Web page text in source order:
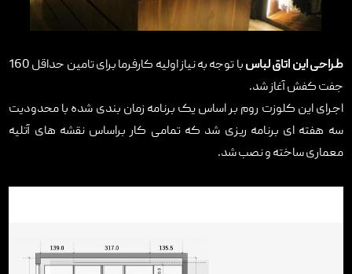
طراحی این اتاق لباس
با توجه به نیاز اولیه کارفرما برای تامین حداقل 160
جفت کفش آغاز شد.
اجرای این کلوزت روم بر اساس یک برنامه زمان بندی شده با محدودیت
سه هفته ای برنامه ریزی شد که تمامی کار براساس نقشه های آتلیه
معماری ساخته و نصب شد.